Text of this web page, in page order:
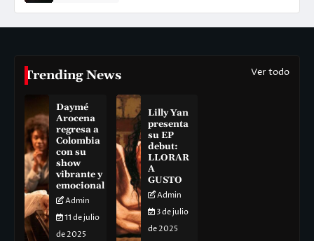
Trending News Ver todo
Daymé
Arocena
regresa a
Colombia
con su
show
vibrante y
emocional
Admin
11 de julio
de 2025
Lilly Yan
presenta
su EP
debut:
LLORAR
A
GUSTO
Admin
3 de julio
de 2025